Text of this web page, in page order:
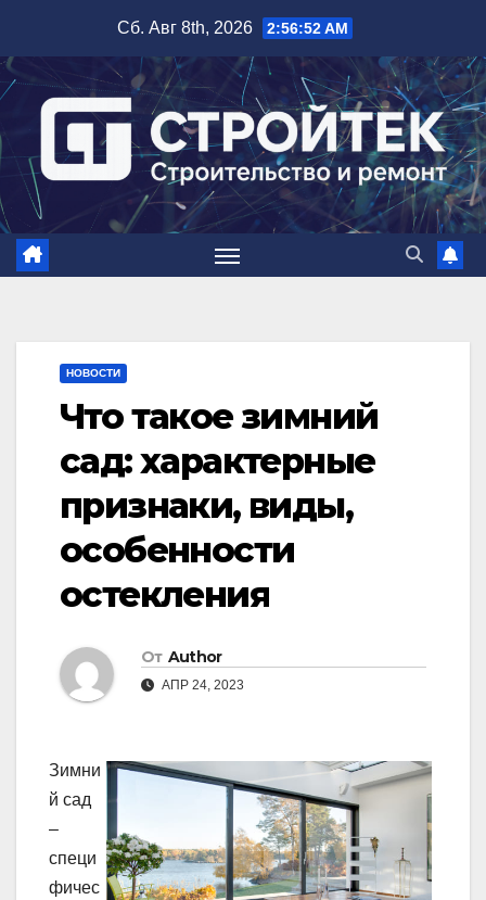
содержимому
Сб. Авг 8th, 2026 2:56:53 AM
НОВОСТИ
Что такое зимний
сад: характерные
признаки, виды,
особенности
остекления
От Author
АПР 24, 2023
Зимни
й сад
–
специ
фичес